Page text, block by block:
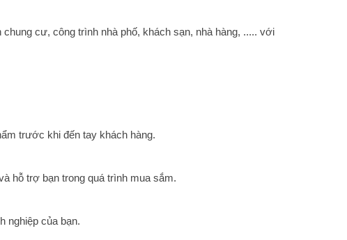
cư, công trình nhà phố, khách sạn, nhà hàng, ..... với
trước khi đến tay khách hàng.
hỗ trợ bạn trong quá trình mua sắm.
nghiệp của bạn.